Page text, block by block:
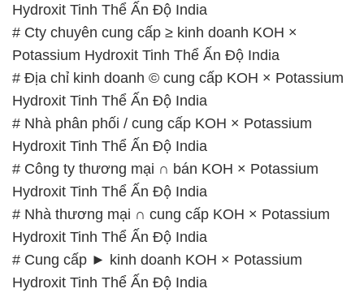
Hydroxit Tinh Thể Ấn Độ India
# Cty chuyên cung cấp ≥ kinh doanh KOH ×
Potassium Hydroxit Tinh Thể Ấn Độ India
# Địa chỉ kinh doanh © cung cấp KOH × Potassium
Hydroxit Tinh Thể Ấn Độ India
# Nhà phân phối / cung cấp KOH × Potassium
Hydroxit Tinh Thể Ấn Độ India
# Công ty thương mại ∩ bán KOH × Potassium
Hydroxit Tinh Thể Ấn Độ India
# Nhà thương mại ∩ cung cấp KOH × Potassium
Hydroxit Tinh Thể Ấn Độ India
# Cung cấp ► kinh doanh KOH × Potassium
Hydroxit Tinh Thể Ấn Độ India